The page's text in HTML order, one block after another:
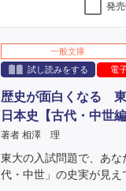
発
一般文庫
試し読みをする
電
歴史が面白くなる
日本史【古代・中世編
著者 相澤 理
東大の入試問題で、あな
代・中世」の史実が見え